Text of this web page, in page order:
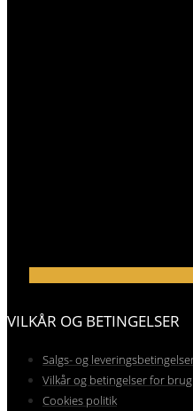
VILKÅR OG BETINGELSER
Salgs- og
Vilkår og betingelser for
Cookies politik